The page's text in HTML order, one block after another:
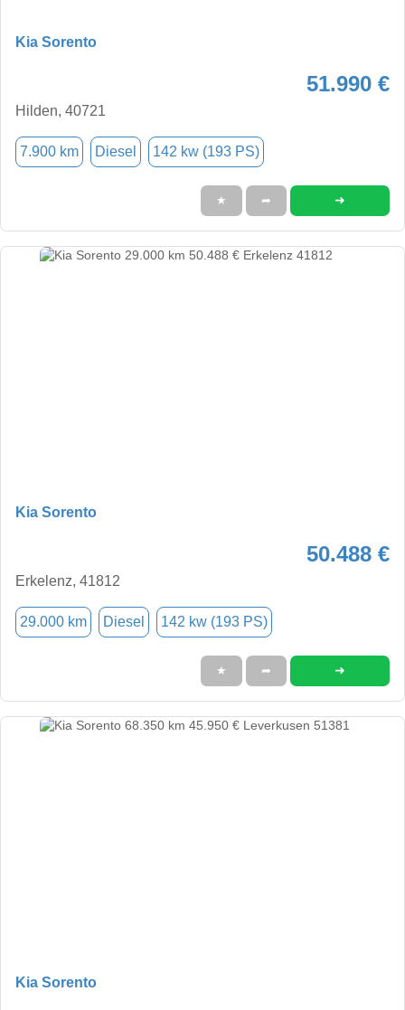
Kia Sorento
51.990 €
Hilden, 40721
7.900 km Diesel 142 kw (193 PS)
★ ➦ ➜
Kia Sorento
50.488 €
Erkelenz, 41812
29.000 km Diesel 142 kw (193 PS)
★ ➦ ➜
Kia Sorento